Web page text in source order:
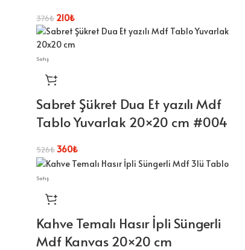
376₺ 210₺
Satış
Sabret Şükret Dua Et yazılı Mdf
Tablo Yuvarlak 20×20 cm #004
526₺360₺
Satış
Kahve Temalı Hasır İpli Süngerli
Mdf Kanvas 20×20 cm